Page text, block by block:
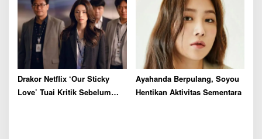
Drakor Netflix ‘Our Sticky
Love’ Tuai Kritik Sebelum
Ayahanda Berpulang, Soyou
Hentikan Aktivitas Sementara